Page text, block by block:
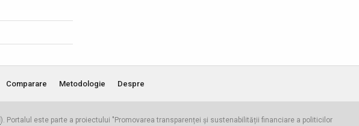
Comparare Metodologie Despre
). Portalul este parte a proiectului "Promovarea transparenței și sustenabilității financiare a politicilor